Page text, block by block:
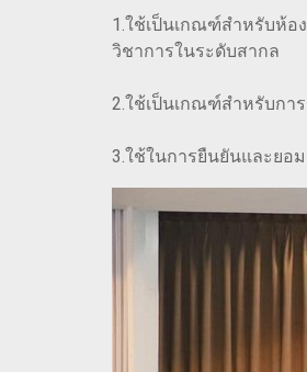
1.ใช้เป็นเกณฑ์สำหรับห้อ
วิชาการในระดับสากล
2.ใช้เป็นเกณฑ์สำหรับกา
3.ใช้ในการยืนยันและยอ